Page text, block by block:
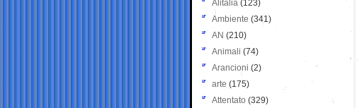
Alitalia (123)
Ambiente (341)
AN (210)
Animali (74)
Arancioni (2)
arte (175)
Attentato (329)